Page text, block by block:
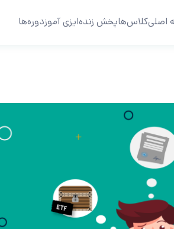
اصلیکلاس‌هاپخش زندهایزی آموزدوره‌ها